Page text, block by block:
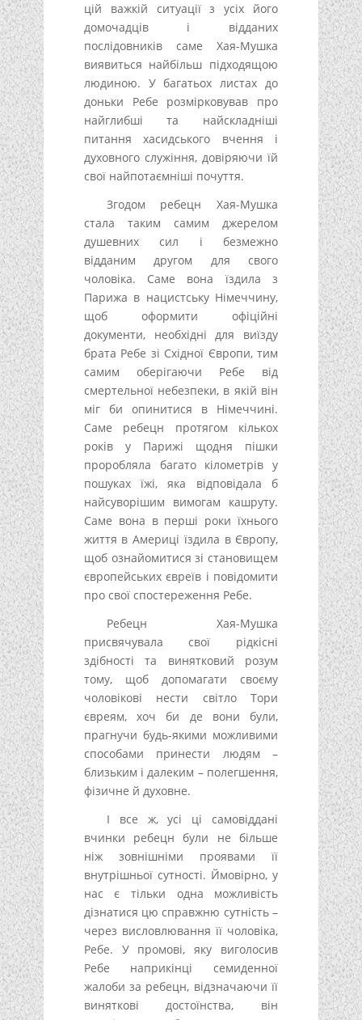
цій важкій ситуації з усіх його
домочадців і відданих
послідовників саме Хая-Мушка
виявиться найбільш підходящою
людиною. У багатьох листах до
доньки Ребе розмірковував про
найглибші та найскладніші
питання хасидського вчення і
духовного служіння, довіряючи їй
свої найпотаємніші почуття.
Згодом ребецн Хая-Мушка
стала таким самим джерелом
душевних сил і безмежно
відданим другом для свого
чоловіка. Саме вона їздила з
Парижа в нацистську Німеччину,
щоб оформити офіційні
документи, необхідні для виїзду
брата Ребе зі Східної Європи, тим
самим оберігаючи Ребе від
смертельної небезпеки, в якій він
міг би опинитися в Німеччині.
Саме ребецн протягом кількох
років у Парижі щодня пішки
проробляла багато кілометрів у
пошуках їжі, яка відповідала б
найсуворішим вимогам кашруту.
Саме вона в перші роки їхнього
життя в Америці їздила в Європу,
щоб ознайомитися зі становищем
європейських євреїв і повідомити
про свої спостереження Ребе.
Ребецн Хая-Мушка
присвячувала свої рідкісні
здібності та винятковий розум
тому, щоб допомагати своєму
чоловікові нести світло Тори
євреям, хоч би де вони були,
прагнучи будь-якими можливими
способами принести людям –
близьким і далеким – полегшення,
фізичне й духовне.
І все ж, усі ці самовіддані
вчинки ребецн були не більше
ніж зовнішніми проявами її
внутрішньої сутності. Ймовірно, у
нас є тільки одна можливість
дізнатися цю справжню сутність –
через висловлювання її чоловіка,
Ребе. У промові, яку виголосив
Ребе наприкінці семиденної
жалоби за ребецн, відзначаючи її
виняткові достоїнства, він